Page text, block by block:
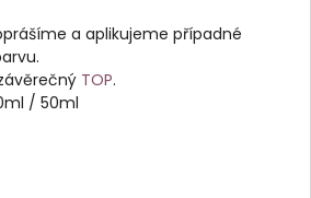
a aplikujeme případné
TOP.
/ 50ml